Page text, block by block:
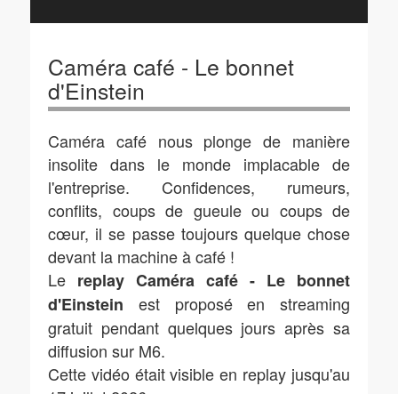
Caméra café - Le bonnet
d'Einstein
Caméra café nous plonge de manière
insolite dans le monde implacable de
l'entreprise. Confidences, rumeurs,
conflits, coups de gueule ou coups de
cœur, il se passe toujours quelque chose
devant la machine à café !
Le replay Caméra café - Le bonnet
d'Einstein est proposé en streaming
gratuit pendant quelques jours après sa
diffusion sur M6.
Cette vidéo était visible en replay jusqu'au